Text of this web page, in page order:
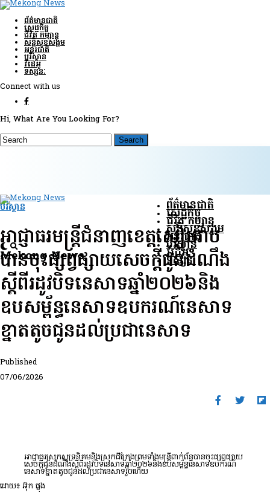
ព័ត៌មានជាតិ
សេដ្ឋកិច្ច
ជីវិត កម្សាន្ត
សន្តិសុខ​សង្គម
អន្តរជាតិ
បរិស្ថាន
វីដេអូ
ទស្សនៈ
Connect with us
Hi, What Are You Looking For?
Mekong News
ព័ត៌មានជាតិ
សេដ្ឋកិច្ច
ជីវិត កម្សាន្ត
សន្តិសុខ​សង្គម
អន្តរជាតិ
បរិស្ថាន
វីដេអូ
ទស្សនៈ
បរិស្ថាន
អាជ្ញាធរមន្ត្រីជំនាញខេត្តសៀមរាប
បានចុះផ្សព្វផ្សាយសេចក្តីជូនដំណឹង
ស្តីពីរដូវបិទនេសាទឆ្នាំ២០២៦និង
ឧបសម្ព័ន្ធនេសាទឧបករណ៍នេសាទ
ខ្នាតតូចជូនដល់ប្រជានេសាទ
Published
07/06/2026
អាជ្ញាធរស្រុកសូទ្រនិគមនិងស្រុកជីក្រែងព្រមទាំងមន្ត្រីពាក់ព័ន្ធបានចុះផ្សព្វផ្សាយ
សេចក្តីជូនដំណឹងស្តីពីរដូវបិទនេសាទឆ្នាំ២០២៦និងឧបសម្ព័ន្ធនេសាទឧបករណ៍
នេសាទខ្នាតតូចជូនដល់ប្រជានេសាទរួចហើយ
ដោយ៖ អ៊ុក ផ្លុង